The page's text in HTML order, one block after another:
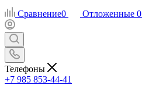
Сравнение0 Отложенные 0
Телефоны
+7 985 853-44-41